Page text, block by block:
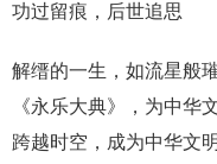
功过留痕，后世追思
解缙的一生，如流星般
《永乐大典》，为中华
跨越时空，成为中华文